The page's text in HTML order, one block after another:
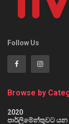
Follow Us
Browse by
2020
පාර්ලිමේන්තුවට යන